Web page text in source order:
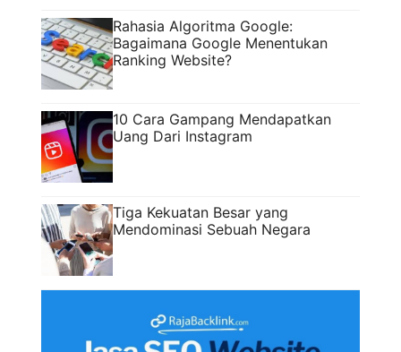
Rahasia Algoritma Google:
Bagaimana Google Menentukan
Ranking Website?
10 Cara Gampang Mendapatkan
Uang Dari Instagram
Tiga Kekuatan Besar yang
Mendominasi Sebuah Negara